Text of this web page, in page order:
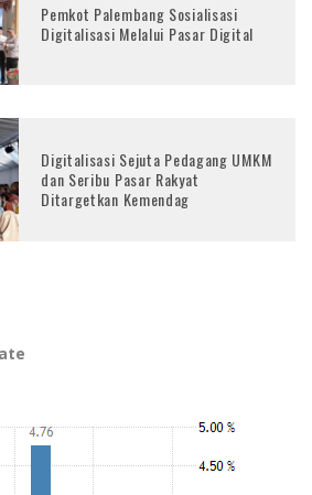
Pemkot Palembang Sosialisasi
Digitalisasi Melalui Pasar Digital
Digitalisasi Sejuta Pedagang UMKM
dan Seribu Pasar Rakyat
Ditargetkan Kemendag